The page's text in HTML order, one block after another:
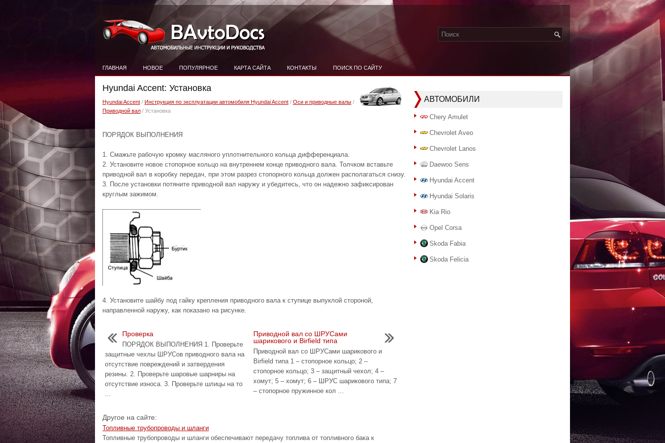
ГЛАВНАЯ НОВОЕ ПОПУЛЯРНОЕ КАРТА САЙТА КОНТАКТЫ ПОИСК ПО САЙТУ
Hyundai Accent: Установка
Hyundai Accent / Инструкция по эксплуатации автомобиля Hyundai Accent / Оси и приводные валы /
Приводной вал / Установка
ПОРЯДОК ВЫПОЛНЕНИЯ
1. Смажьте рабочую кромку масляного уплотнительного кольца дифференциала.
2. Установите новое стопорное кольцо на внутреннем конце приводного вала. Толчком вставьте
приводной вал в коробку передач, при этом разрез стопорного кольца должен располагаться снизу.
3. После установки потяните приводной вал наружу и убедитесь, что он надежно зафиксирован
круглым зажимом.
4. Установите шайбу под гайку крепления приводного вала к ступице выпуклой стороной,
направленной наружу, как показано на рисунке.
Проверка
ПОРЯДОК ВЫПОЛНЕНИЯ 1. Проверьте
защитные чехлы ШРУСов приводного вала на
отсутствие повреждений и затвердения
резины. 2. Проверьте шаровые шарниры на
отсутствие износа. 3. Проверьте шлицы на то
...
Приводной вал со ШРУСами
шарикового и Birfield типа
Приводной вал со ШРУСами шарикового и
Birfield типа 1 – cтопорное кольцо; 2 –
cтопорное кольцо; 3 – защитный чехол; 4 –
хомут; 5 – хомут; 6 – ШРУС шарикового типа; 7
– cтопорное пружинное кол ...
Другое на сайте:
Топливные трубопроводы и шланги
Топливные трубопроводы и шланги обеспечивают передачу топлива от топливного бака к
АВТОМОБИЛИ
Chery Amulet
Chevrolet Aveo
Chevrolet Lanos
Daewoo Sens
Hyundai Accent
Hyundai Solaris
Kia Rio
Opel Corsa
Skoda Fabia
Skoda Felicia